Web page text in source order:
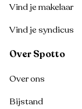
Vind je makelaar
Vind je syndicus
Over Spotto
Over ons
Bijstand